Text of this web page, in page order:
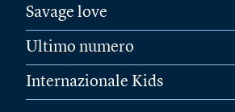
Savage love
Ultimo numero
Internazionale Kids